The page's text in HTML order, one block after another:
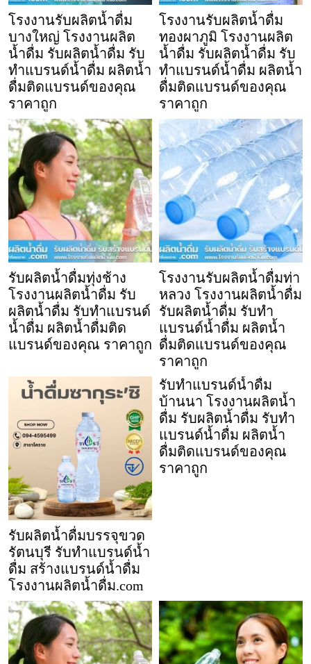
โรงงานรับผลิตน้ำดื่ม
บางใหญ่ โรงงานผลิต
น้ำดื่ม รับผลิตน้ำดื่ม รับ
ทำแบรนด์น้ำดื่ม ผลิตน้ำ
ดื่มติดแบรนด์ของคุณ
ราคาถูก
โรงงานรับผลิตน้ำดื่ม
ทองผาภูมิ โรงงานผลิต
น้ำดื่ม รับผลิตน้ำดื่ม รับ
ทำแบรนด์น้ำดื่ม ผลิตน้ำ
ดื่มติดแบรนด์ของคุณ
ราคาถูก
รับผลิตน้ำดื่มทุ่งช้าง
โรงงานผลิตน้ำดื่ม รับ
ผลิตน้ำดื่ม รับทำแบรนด์
น้ำดื่ม ผลิตน้ำดื่มติด
แบรนด์ของคุณ ราคาถูก
โรงงานรับผลิตน้ำดื่มท่า
หลวง โรงงานผลิตน้ำดื่ม
รับผลิตน้ำดื่ม รับทำ
แบรนด์น้ำดื่ม ผลิตน้ำ
ดื่มติดแบรนด์ของคุณ
ราคาถูก
รับผลิตน้ำดื่มบรรจุขวด
รัตนบุรี รับทำแบรนด์น้ำ
ดื่ม สร้างแบรนด์น้ำดื่ม
โรงงานผลิตน้ำดื่ม.com
รับทำแบรนด์น้ำดื่ม
บ้านนา โรงงานผลิตน้ำ
ดื่ม รับผลิตน้ำดื่ม รับทำ
แบรนด์น้ำดื่ม ผลิตน้ำ
ดื่มติดแบรนด์ของคุณ
ราคาถูก